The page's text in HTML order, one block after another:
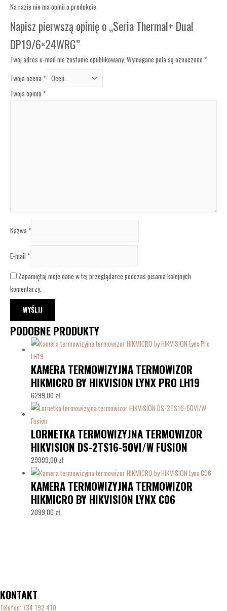
Na razie nie ma opinii o produkcie.
Napisz pierwszą opinię o „Seria Thermal+ Dual
DP19/6×24WRG”
Twój adres e-mail nie zostanie opublikowany. Wymagane pola są oznaczone *
Twoja ocena *
Twoja opinia*
Nazwa*
E-mail *
Zapamiętaj moje dane w tej przeglądarce podczas pisania kolejnych
komentarzy.
PODOBNE PRODUKTY
KAMERA TERMOWIZYJNA TERMOWIZOR
HIKMICRO BY HIKVISION LYNX PRO LH19
6299,00 zł
LORNETKA TERMOWIZYJNA TERMOWIZOR
HIKVISION DS-2TS16-50VI/W FUSION
29999,00 zł
KAMERA TERMOWIZYJNA TERMOWIZOR
HIKMICRO BY HIKVISION LYNX C06
2099,00 zł
KONTAKT
Telefon: 734 192 410